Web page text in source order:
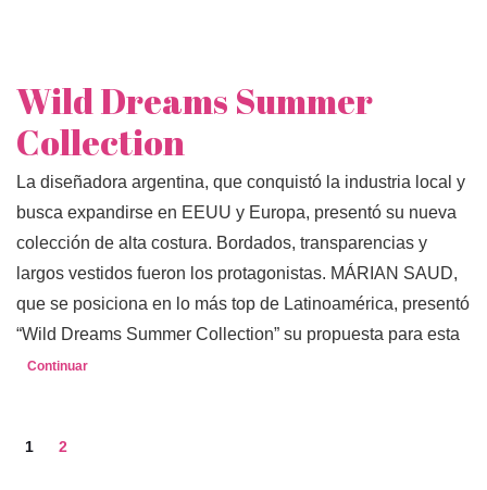
Wild Dreams Summer
Collection
La diseñadora argentina, que conquistó la industria local y
busca expandirse en EEUU y Europa, presentó su nueva
colección de alta costura. Bordados, transparencias y
largos vestidos fueron los protagonistas. MÁRIAN SAUD,
que se posiciona en lo más top de Latinoamérica, presentó
“Wild Dreams Summer Collection” su propuesta para esta
Continuar
1 2